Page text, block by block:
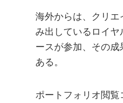
海外からは、クリ
み出しているロイヤ
ースが参加、その
ある。
ポートフォリオ閲